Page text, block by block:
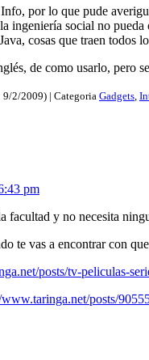
por lo que pude
ingeniería social no pueda
cosas que traen todos
de como usarlo, pero
9/2/2009) | Categoria Gadgets,
pm
y no necesita
te vas a encontrar con
posts/tv-peliculas-
posts/